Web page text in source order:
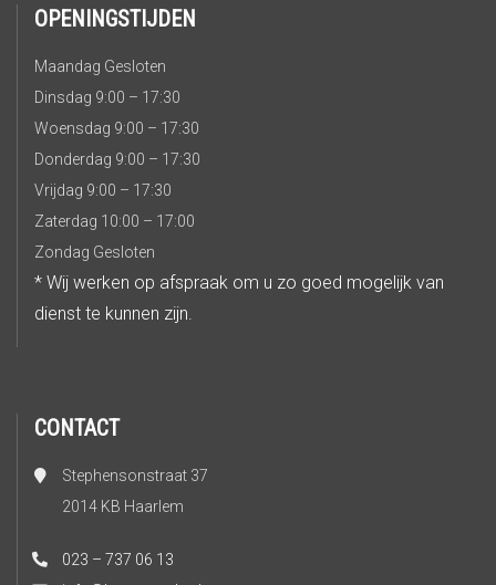
OPENINGSTIJDEN
Maandag Gesloten
Dinsdag 9:00 – 17:30
Woensdag 9:00 – 17:30
Donderdag 9:00 – 17:30
Vrijdag 9:00 – 17:30
Zaterdag 10:00 – 17:00
Zondag Gesloten
* Wij werken op afspraak om u zo goed mogelijk van
dienst te kunnen zijn.
CONTACT
Stephensonstraat 37
2014 KB Haarlem
023 – 737 06 13